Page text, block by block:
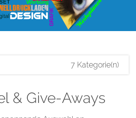
7 Kategorie(n)
& Give-Aways